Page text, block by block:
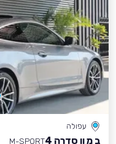
עפולה
ב מ וו סדרה 4
M-SPORT